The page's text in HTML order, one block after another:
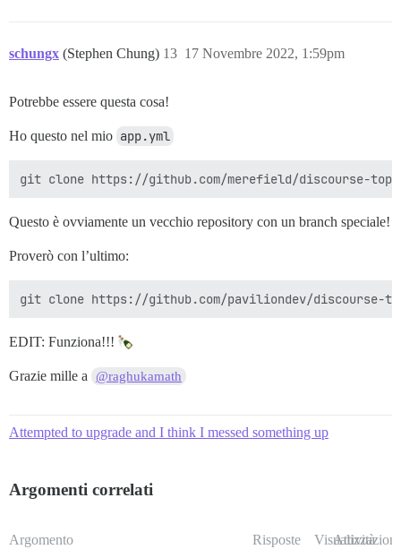
schungx (Stephen Chung) 17 Novembre 2022, 1:59pm
13
Potrebbe essere questa cosa!
Ho questo nel mio app.yml
Questo è ovviamente un vecchio repository con un branch speciale!
Proverò con l’ultimo:
EDIT: Funziona!!!
Grazie mille a @raghukamath
Attempted to upgrade and I think I messed something up
Argomenti correlati
Argomento Risposte Visualizzazioni
Attività